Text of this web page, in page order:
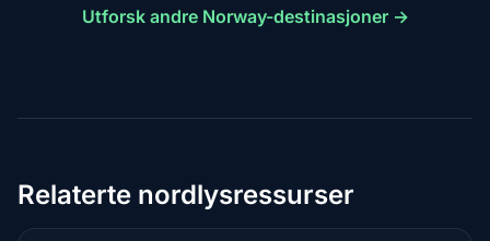
Utforsk andre Norway-destinasjoner →
Relaterte nordlysressurser